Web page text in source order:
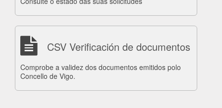
CSV Verificación de documentos
Comprobe a validez dos documentos emitidos polo
Concello de Vigo.